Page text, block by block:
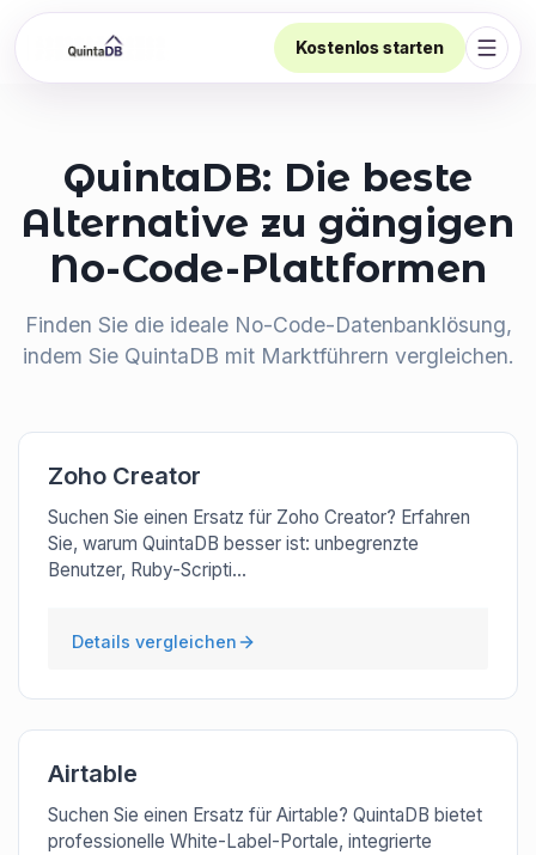
Kostenlos starten
QuintaDB: Die beste
Alternative zu gängigen
No-Code-Plattformen
Finden Sie die ideale No-Code-Datenbanklösung,
indem Sie QuintaDB mit Marktführern vergleichen.
Zoho Creator
Suchen Sie einen Ersatz für Zoho Creator? Erfahren
Sie, warum QuintaDB besser ist: unbegrenzte
Benutzer, Ruby-Scripti...
Details vergleichen
Airtable
Suchen Sie einen Ersatz für Airtable? QuintaDB bietet
professionelle White-Label-Portale, integrierte